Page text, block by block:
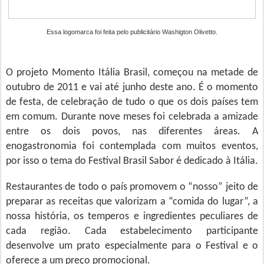
Essa logomarca foi feita pelo publicitário Washigton Olivetto.
O projeto Momento Itália Brasil, começou na metade de
outubro de 2011 e vai até junho deste ano. É o momento
de festa, de celebração de tudo o que os dois países tem
em comum. Durante nove meses foi celebrada a amizade
entre os dois povos, nas diferentes áreas. A
enogastronomia foi contemplada com muitos eventos,
por isso o tema do Festival Brasil Sabor é dedicado à Itália.
Restaurantes de todo o país promovem o “nosso” jeito de
preparar as receitas que valorizam a “comida do lugar”, a
nossa história, os temperos e ingredientes peculiares de
cada região. Cada estabelecimento participante
desenvolve um prato especialmente para o Festival e o
oferece a um preço promocional.